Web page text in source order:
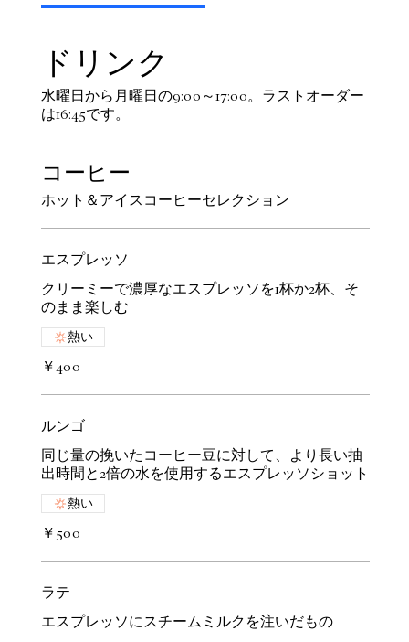
ドリンク
水曜日から月曜日の9:00～17:00。ラストオーダー
は16:45です。
コーヒー
ホット＆アイスコーヒーセレクション
エスプレッソ
クリーミーで濃厚なエスプレッソを1杯か2杯、そ
のまま楽しむ
￥400
熱い
ルンゴ
同じ量の挽いたコーヒー豆に対して、より長い抽
出時間と2倍の水を使用するエスプレッソショット
￥500
熱い
ラテ
エスプレッソにスチームミルクを注いだもの